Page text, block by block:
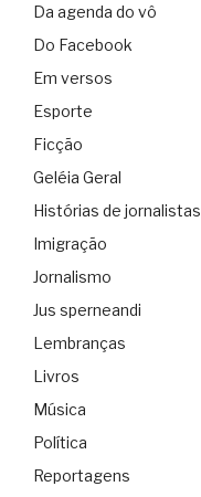
Da agenda do vô
Do Facebook
Em versos
Esporte
Ficção
Geléia Geral
Histórias de jornalistas
Imigração
Jornalismo
Jus sperneandi
Lembranças
Livros
Música
Política
Reportagens